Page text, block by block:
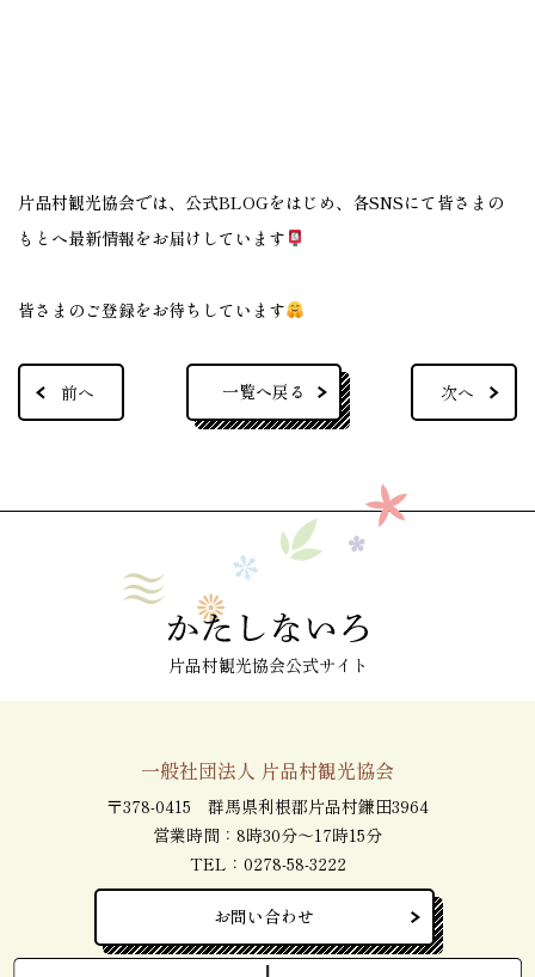
片品村観光協会では、公式BLOGをはじめ、各SNSにて皆さまの
もとへ最新情報をお届けしています
皆さまのご登録をお待ちしています
前へ 次へ
一覧へ戻る
片品村観光協会公式サイト
一般社団法人 片品村観光協会
〒378-0415 群馬県利根郡片品村鎌田3964
営業時間：8時30分～17時15分
TEL： 0278-58-3222
お問い合わせ